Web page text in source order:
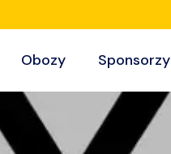
Obozy Sponsorzy